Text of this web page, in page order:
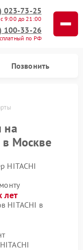
023-73-25
9:00 до 21:00
100-33-26
по РФ
Позвонить
на
в Москве
HITACHI
лет
HITACHI в